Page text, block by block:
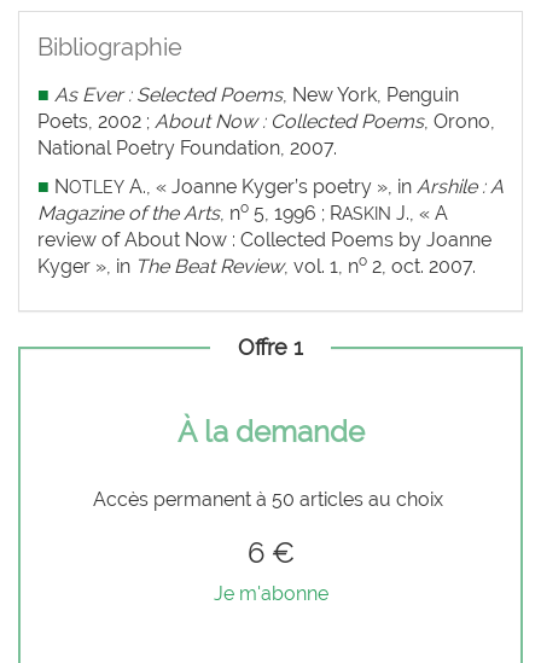
Bibliographie
■ As Ever : Selected Poems, New York, Penguin
Poets, 2002 ; About Now : Collected Poems, Orono,
National Poetry Foundation, 2007.
■ NOTLEY A., « Joanne Kyger’s poetry », in Arshile : A
Magazine of the Arts, no 5, 1996 ; RASKIN J., « A
review of About Now : Collected Poems by Joanne
Kyger », in The Beat Review, vol. 1, no 2, oct. 2007.
Offre 1
À la demande
Accès permanent à 50 articles au choix
6 €
Je m'abonne